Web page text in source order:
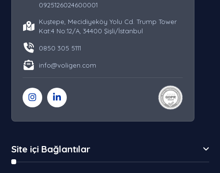
0925126024600001
Kuştepe, Mecidiyeköy Yolu Cd. Trump Tower
Kat:4 No:12/A, 34400 Şişli/İstanbul
0850 305 5111
info@voligen.com
Site içi Bağlantılar